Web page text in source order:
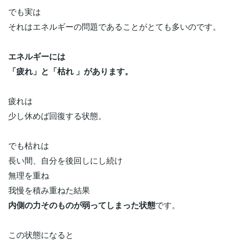
でも実は
それはエネルギーの問題であることがとても多いのです。
エネルギーには
「疲れ」と「枯れ 」があります。
疲れは
少し休めば回復する状態。
でも枯れは
長い間、自分を後回しにし続け
無理を重ね
我慢を積み重ねた結果
内側の力そのものが弱ってしまった状態です。
この状態になると